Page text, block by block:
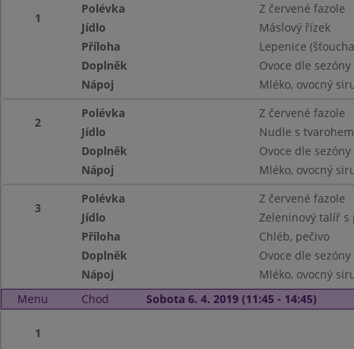
1
Polévka
Z červené fazole
Jídlo
Máslový řízek
Příloha
Lepenice
Doplněk
Ovoce dle sezóny
Nápoj
Mléko, ovocný
2
Polévka
Z červené fazole
Jídlo
Nudle s
Doplněk
Ovoce dle sezóny
Nápoj
Mléko, ovocný
3
Polévka
Z červené fazole
Jídlo
Zeleninový talíř s
Příloha
Chléb, pečivo
Doplněk
Ovoce dle sezóny
Nápoj
Mléko, ovocný
Menu
Chod Sobota 6. 4. 2019 (11:45 - 14:45)
1